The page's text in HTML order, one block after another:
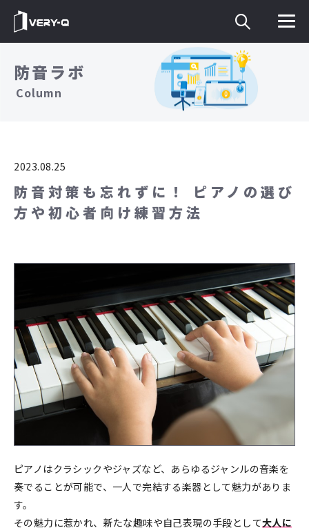
防音ラボ
Column
2023.08.25
防音対策も忘れずに！ ピアノの選び
方や初心者向け練習方法
ピアノはクラシックやジャズなど、あらゆるジャンルの音楽を
奏でることが可能で、一人で完結する楽器として魅力がありま
す。
その魅力に惹かれ、新たな趣味や自己表現の手段として大人に